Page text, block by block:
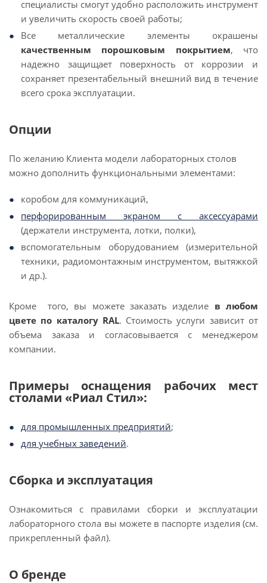
специалисты смогут удобно расположить инструмент
и увеличить скорость своей работы;
Все металлические элементы окрашены
качественным порошковым покрытием, что
надежно защищает поверхность от коррозии и
сохраняет презентабельный внешний вид в течение
всего срока эксплуатации.
Опции
По желанию Клиента модели лабораторных столов
можно дополнить функциональными элементами:
коробом для коммуникаций,
перфорированным экраном с аксессуарами
(держатели инструмента, лотки, полки),
вспомогательным оборудованием (измерительной
техники, радиомонтажным инструментом, вытяжкой
и др.).
Кроме того, вы можете заказать изделие в любом
цвете по каталогу RAL. Стоимость услуги зависит от
объема заказа и согласовывается с менеджером
компании.
Примеры оснащения рабочих мест
столами «Риал Стил»:
для промышленных предприятий;
для учебных заведений.
Сборка и эксплуатация
Ознакомиться с правилами сборки и эксплуатации
лабораторного стола вы можете в паспорте изделия (см.
прикрепленный файл).
О бренде